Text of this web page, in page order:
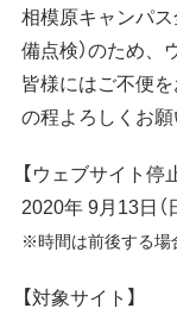
運用中
開発中
将来計画
運用終了
その他
観測ロケット
お知らせ
イベント
よくあるご質問
概要
所長より
相模原キャンパ
備点検）のため、
皆様にはご不便
の程よろしくお願
【ウェブサイト停
2020年 9月13日
※時間は前後する場
【対象サイト】